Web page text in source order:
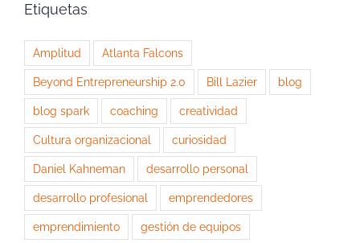
Etiquetas
Amplitud Atlanta Falcons
Beyond Entrepreneurship 2.0 Bill Lazier blog
blog spark coaching creatividad
Cultura organizacional curiosidad
Daniel Kahneman desarrollo personal
desarrollo profesional emprendedores
emprendimiento gestión de equipos